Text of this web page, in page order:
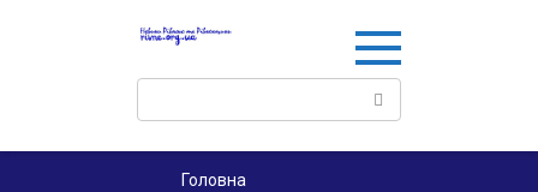
Поиск:
Головна